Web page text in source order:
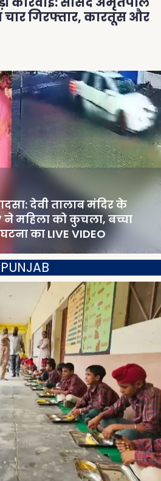
गिरफ्तार, कारतूस और
देवी तालाब मंदिर के
ने महिला को कुचला, बच्चा
का LIVE VIDEO
PUNJAB